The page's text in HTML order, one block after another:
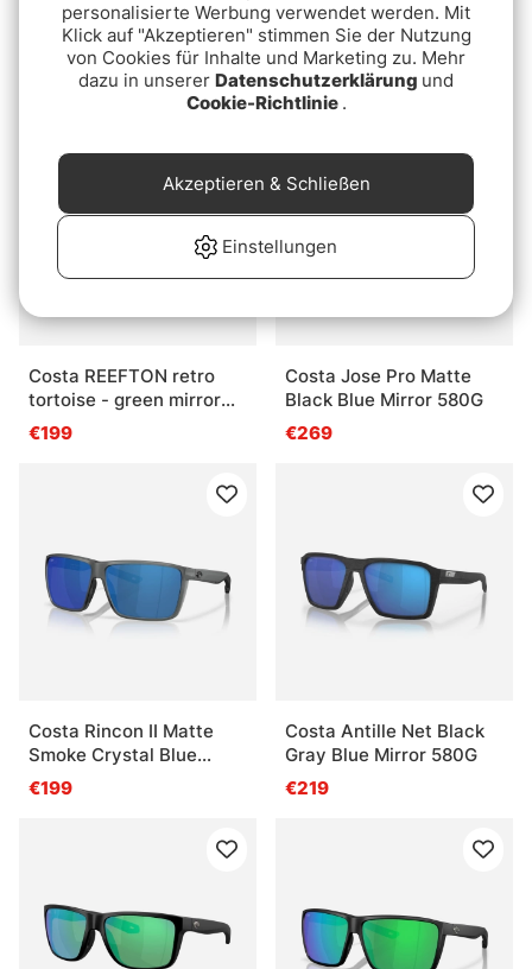
Costa Bow-Line Silicone
Retainer Costa Blue Bw
€10.90
Costa Spearo XL Matte
Reef - Green Mirror 580G
€259
Costa REEFTON retro
tortoise - green mirror
580P
€199
Costa Jose Pro Matte
Black Blue Mirror 580G
€269
Costa Rincon II Matte
Smoke Crystal Blue
Mirror 580P
€199
Costa Antille Net Black
Gray Blue Mirror 580G
€219
personalisierte Werbung verwendet werden. Mit
Klick auf "Akzeptieren" stimmen Sie der Nutzung
von Cookies für Inhalte und Marketing zu. Mehr
dazu in unserer Datenschutzerklärung und
Cookie-Richtlinie .
Einstellungen
Akzeptieren & Schließen